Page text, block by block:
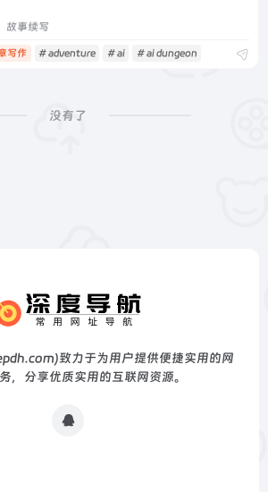
故事续写
写作 # adventure # ai # ai dungeon
没有了
致力于为用户提供便捷实用的网
，分享优质实用的互联网资源。